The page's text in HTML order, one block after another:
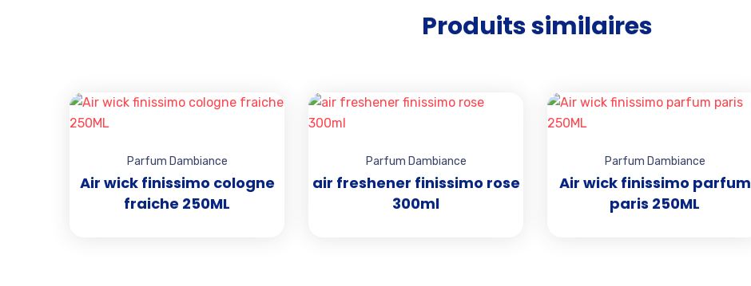
Produits similaires
Parfum Dambiance
Air wick finissimo cologne
fraiche 250ML
Parfum Dambiance
air freshener finissimo rose
300ml
Parfum Dambiance
Air wick finissimo parfum
paris 250ML